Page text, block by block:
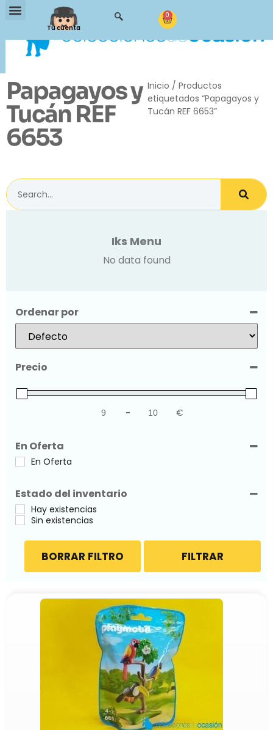
Tu cuenta
0
Papagayos y
Tucán REF
6653
Inicio / Productos
etiquetados “Papagayos y
Tucán REF 6653”
Iks Menu
No data found
Ordenar por
Sort Products
Precio
Minimum Price
- Maximum Price
€
En Oferta
En Oferta
Estado del inventario
Hay existencias
Sin existencias
FILTRAR
BORRAR FILTRO